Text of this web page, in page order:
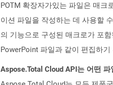
POTM 확장자가있는 파일은 매크
이션 파일을 작성하는 데 사용할
의 기능으로 구성된 매크로가 포
PowerPoint 파일과 같이 편집하
Aspose.Total Cloud API는 어떤